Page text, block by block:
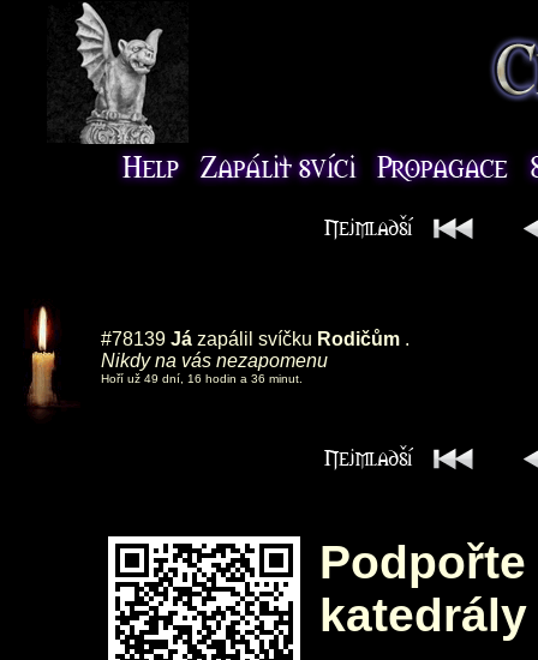
#78139 Já zapálil svíčku Rodičům .
Nikdy na vás nezapomenu
Hoří už 49 dní, 16 hodin a 36 minut.
katedrály